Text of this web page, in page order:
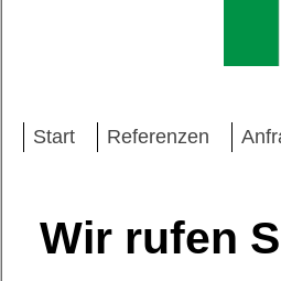
Start Referenzen
Wir rufen